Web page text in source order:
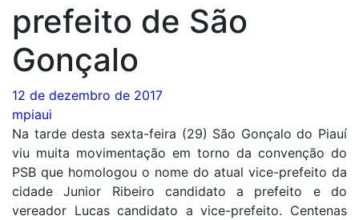
prefeito de São
Gonçalo
12 de dezembro de 2017
mpiaui
Na tarde desta sexta-feira (29) São Gonçalo do Piauí
viu muita movimentação em torno da convenção do
PSB que homologou o nome do atual vice-prefeito da
cidade Junior Ribeiro candidato a prefeito e do
vereador Lucas candidato a vice-prefeito. Centenas